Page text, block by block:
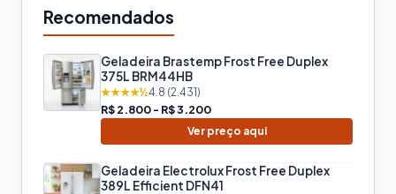
Recomendados
Geladeira Brastemp Frost Free Duplex
375L BRM44HB
★★★★½4.8 (2.431)
R$ 2.800 - R$ 3.200
Ver preço aqui
Geladeira Electrolux Frost Free Duplex
389L Efficient DFN41